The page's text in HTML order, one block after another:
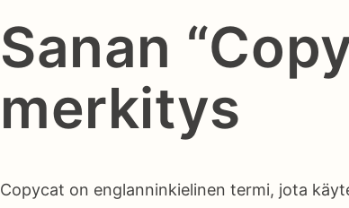
Sanan
merkitys
Copycat on englanninkielinen termi, jota